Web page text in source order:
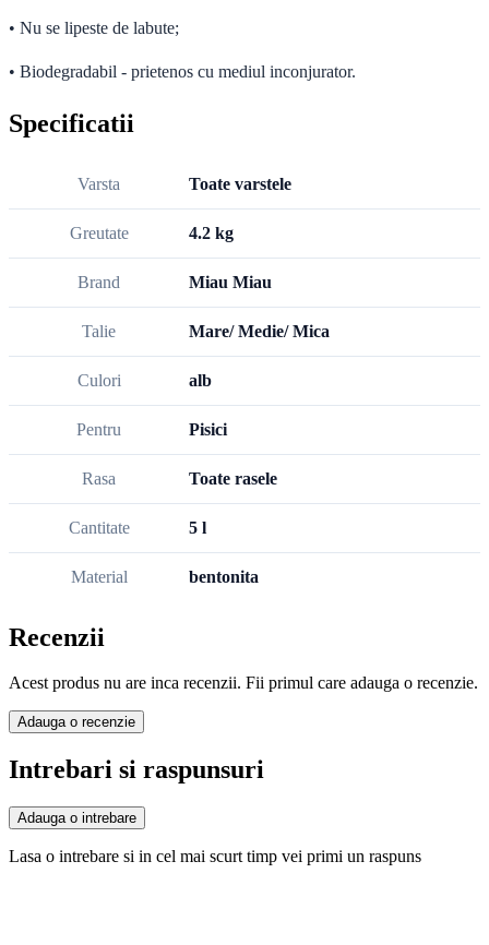
• Nu se lipeste de labute;
• Biodegradabil - prietenos cu mediul inconjurator.
Specificatii
Varsta Toate varstele
Greutate 4.2 kg
Brand Miau Miau
Talie Mare/ Medie/ Mica
Culori alb
Pentru Pisici
Rasa Toate rasele
Cantitate 5 l
Material bentonita
Recenzii
Acest produs nu are inca recenzii. Fii primul care adauga o recenzie.
Adauga o recenzie
Intrebari si raspunsuri
Adauga o intrebare
Lasa o intrebare si in cel mai scurt timp vei primi un raspuns